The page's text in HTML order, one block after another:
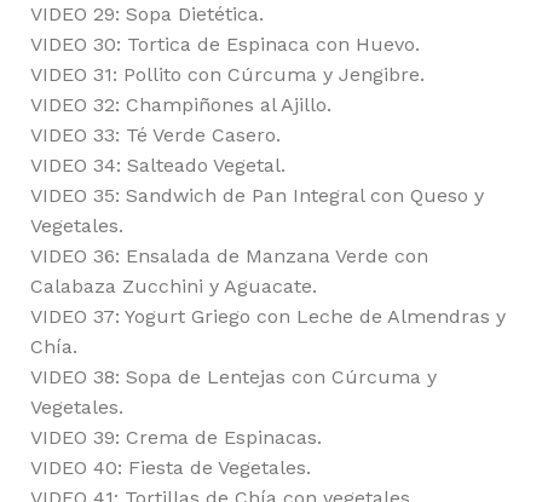
VIDEO 29: Sopa Dietética.
VIDEO 30: Tortica de Espinaca con Huevo.
VIDEO 31: Pollito con Cúrcuma y Jengibre.
VIDEO 32: Champiñones al Ajillo.
VIDEO 33: Té Verde Casero.
VIDEO 34: Salteado Vegetal.
VIDEO 35: Sandwich de Pan Integral con Queso y
Vegetales.
VIDEO 36: Ensalada de Manzana Verde con
Calabaza Zucchini y Aguacate.
VIDEO 37: Yogurt Griego con Leche de Almendras y
Chía.
VIDEO 38: Sopa de Lentejas con Cúrcuma y
Vegetales.
VIDEO 39: Crema de Espinacas.
VIDEO 40: Fiesta de Vegetales.
VIDEO 41: Tortillas de Chía con vegetales.